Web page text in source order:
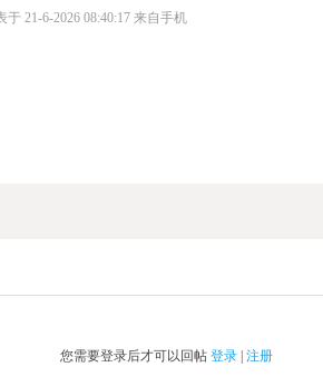
于 21-6-2026 08:40:17 来自手机
您需要登录后才可以回帖 登录 | 注册